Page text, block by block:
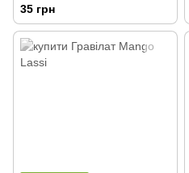
35 грн